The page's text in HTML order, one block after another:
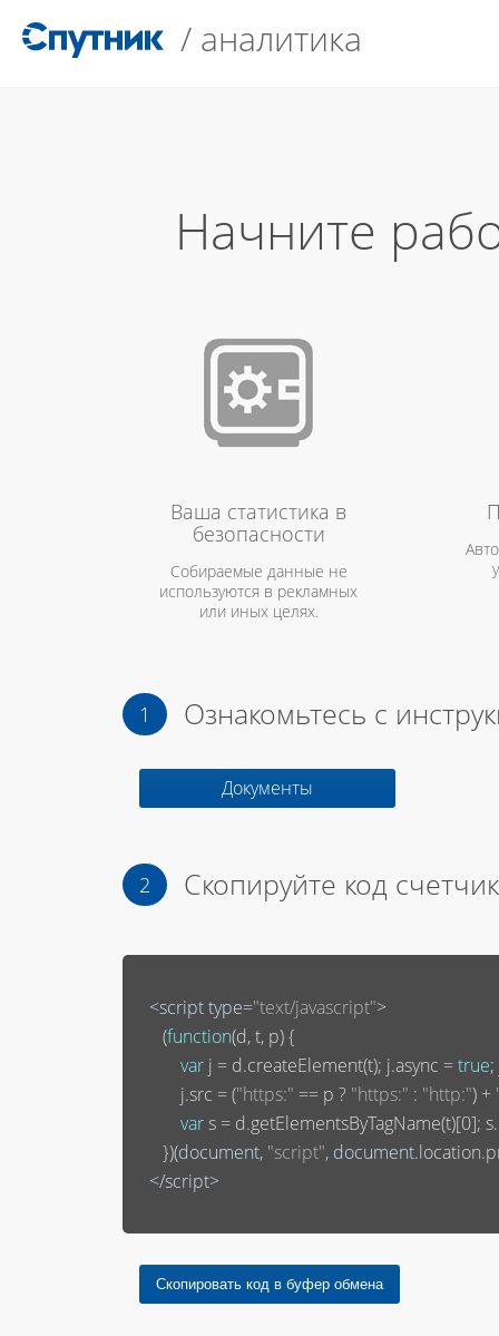
/ аналитика
Начните
Ваша статистика в
безопасности
Собираемые данные не
используются в рекламных
или иных целях.
Ознакомьтесь с
Документы
Скопируйте код
<scripttype="text/javascript">
       (
function(d, t, p) {
var j = d.createElement(t); j.async = true
           j.src = (
"https:" == p ? "https:" : "http:") +
var s = d.getElementsByTagName(t)[0];
       })(
document, "script", document
</script>